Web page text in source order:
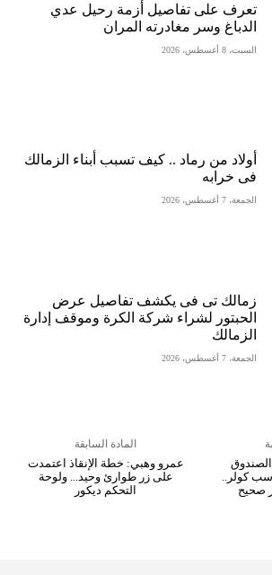
تعرف على تفاصيل أزمة رحيل عدي
الدباغ وسر مغادرته المران
السبت، 8 أغسطس، 2026
أولاد من رماد .. كيف تسبب أبناء الزمالك
فى خرابه
الجمعة، 7 أغسطس، 2026
زمالك تى فى يكشف تفاصيل عرض
الحبتور لشراء شركة الكرة وموقف إدارة
الزمالك
الجمعة، 7 أغسطس، 2026
المادة السابقة
عمرو وهبي: خطة الإنقاذ اعتمدت
على زر طوارئ وحيد... ولوحة
التحكم ديكور
سب كولر..
صحيح